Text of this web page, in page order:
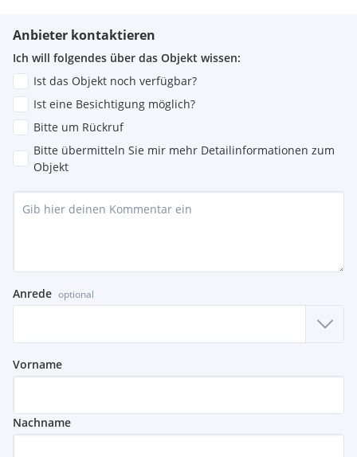
Anbieter kontaktieren
Ich will folgendes über das Objekt wissen:
Ist das Objekt noch verfügbar?
Ist eine Besichtigung möglich?
Bitte um Rückruf
Bitte übermitteln Sie mir mehr Detailinformationen zum
Objekt
Anrede optional
Vorname
Nachname